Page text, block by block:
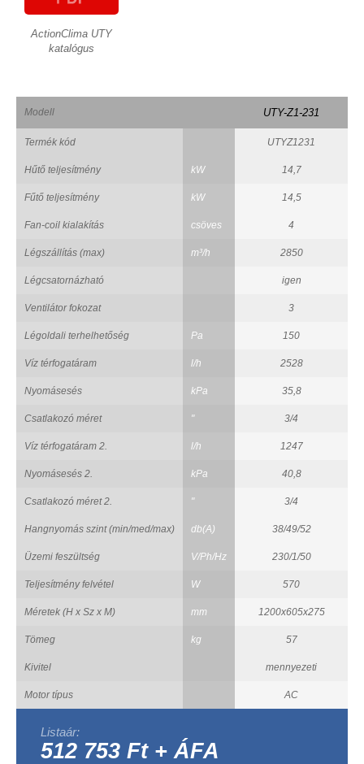
ActionClima UTY
katalógus
Modell UTY-Z1-231
Termék kód UTYZ1231
Hűtő teljesítmény kW 14,7
Fűtő teljesítmény kW 14,5
Fan-coil kialakítás csöves 4
Légszállítás (max) m³/h 2850
Légcsatornázható igen
Ventilátor fokozat 3
Légoldali terhelhetőség Pa 150
Víz térfogatáram l/h 2528
Nyomásesés kPa 35,8
Csatlakozó méret " 3/4
Víz térfogatáram 2. l/h 1247
Nyomásesés 2. kPa 40,8
Csatlakozó méret 2. " 3/4
Hangnyomás szint (min/med/max) db(A) 38/49/52
Üzemi feszültség V/Ph/Hz 230/1/50
Teljesítmény felvétel W 570
Méretek (H x Sz x M) mm 1200x605x275
Tömeg kg 57
Kivitel mennyezeti
Motor típus AC
Listaár:
512 753 Ft + ÁFA